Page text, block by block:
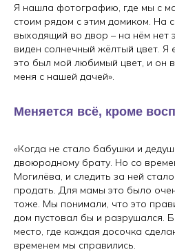
Я нашла фотографию, где мы с
стоим рядом с этим домиком. На
выходящий во двор – на нём нет
виден солнечный жёлтый цвет. Я
это был мой любимый цвет, и он
меня с нашей дачей».
Меняется всё, кроме
«Когда не стало бабушки и
двоюродному брату. Но со
Могилёва, и следить за ней
продать. Для мамы это было
тоже. Мы понимали, что это
дом пустовал бы и разрушался.
место, где каждая досочка
временем мы справились.